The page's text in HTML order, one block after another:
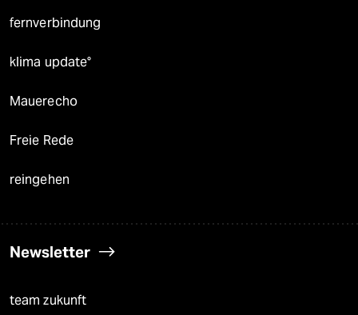
fernverbindung
klima update°
Mauerecho
Freie Rede
reingehen
Newsletter
team zukunft